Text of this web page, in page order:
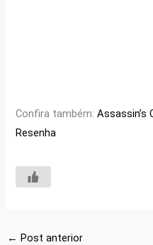
Confira também:Assassin’s
Resenha
← Post anterior